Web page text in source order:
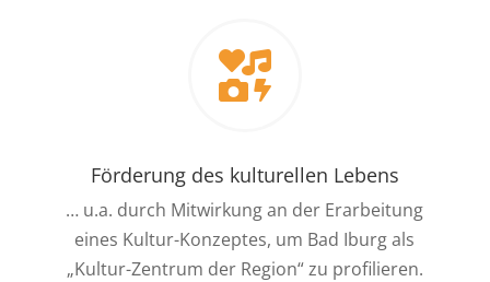

Förderung des kulturellen Lebens
… u.a. durch Mitwirkung an der Erarbeitung
eines Kultur-Konzeptes, um Bad Iburg als
„Kultur-Zentrum der Region“ zu profilieren.